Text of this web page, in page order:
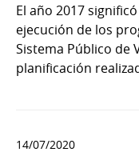
El año 2017
ejecución de los
Sistema Público de
planificación
14/07/2020